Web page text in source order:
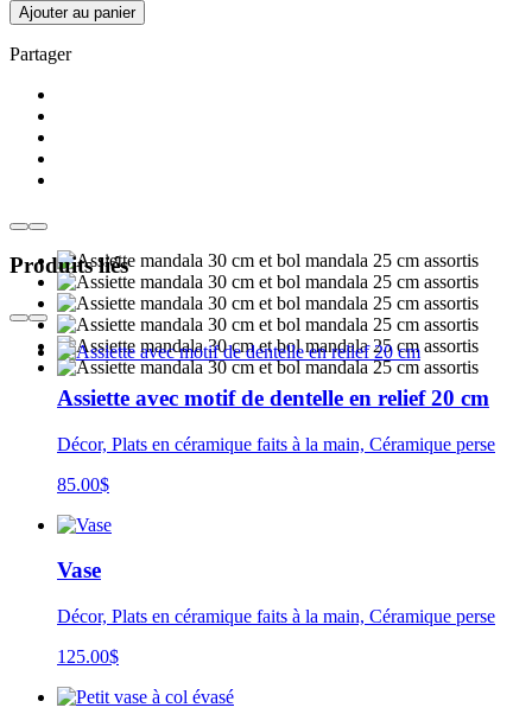
Ajouter au panier
Partager
Produits liés
Assiette avec motif de dentelle en relief 20 cm
Décor, Plats en céramique faits à la main, Céramique perse
85.00$
Vase
Décor, Plats en céramique faits à la main, Céramique perse
125.00$